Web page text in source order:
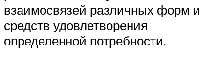
взаимосвязей различных форм и
средств удовлетворения
определенной потребности.